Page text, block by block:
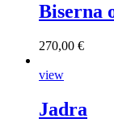
Biserna
270,00 €
view
Jadra